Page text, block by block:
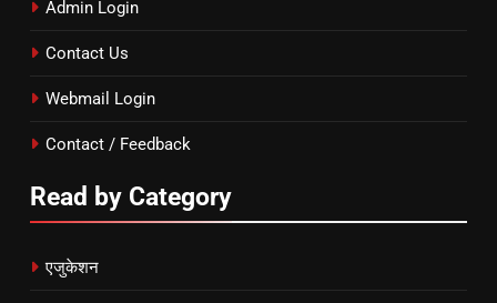
Admin Login
Contact Us
Webmail Login
Contact / Feedback
Read by Category
एजुकेशन